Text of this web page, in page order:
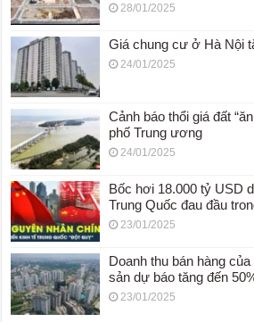
28/01/2025
Giá chung cư ở Hà Nội
24/01/2025
Cảnh báo thổi giá đất
phố Trung ương
24/01/2025
Bốc hơi 18.000 tỷ USD
Trung Quốc đau đầu
23/01/2025
Doanh thu bán hàng
sản dự báo tăng đến
23/01/2025